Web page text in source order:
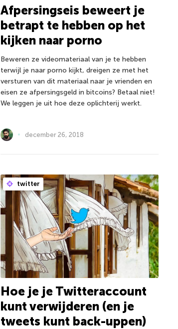
Afpersingseis beweert je
betrapt te hebben op het
kijken naar porno
Beweren ze videomateriaal van je te hebben
terwijl je naar porno kijkt, dreigen ze met het
versturen van dit materiaal naar je vrienden en
eisen ze afpersingsgeld in bitcoins? Betaal niet!
We leggen je uit hoe deze oplichterij werkt.
december 26, 2018
twitter
Hoe je je Twitteraccount
kunt verwijderen (en je
tweets kunt back-uppen)